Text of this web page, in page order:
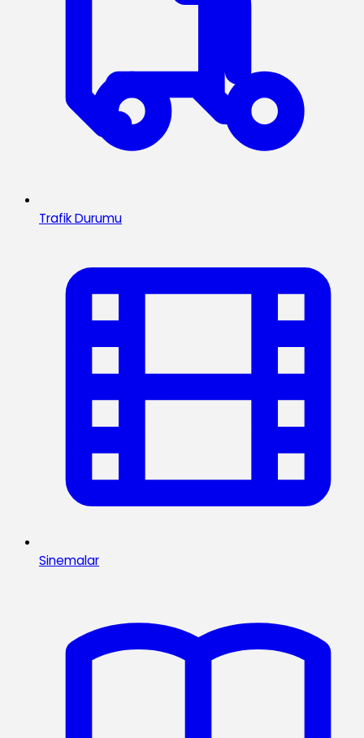
Trafik Durumu
Sinemalar